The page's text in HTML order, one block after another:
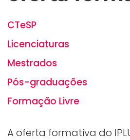
CTeSP
Licenciaturas
Mestrados
Pós-graduações
Formação Livre
A oferta formativa do